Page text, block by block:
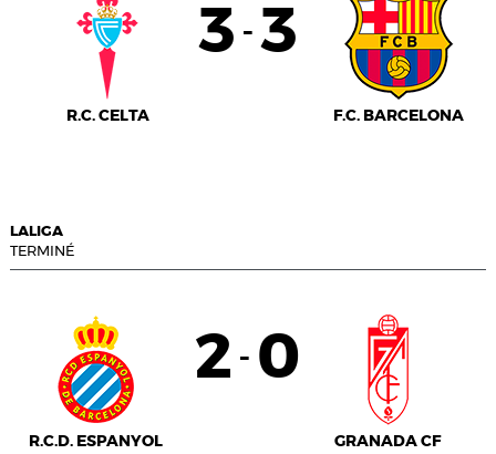
R.C. CELTA
3 - 3
F.C. BARCELONA
LALIGA
TERMINÉ
R.C.D. ESPANYOL
2 - 0
GRANADA CF